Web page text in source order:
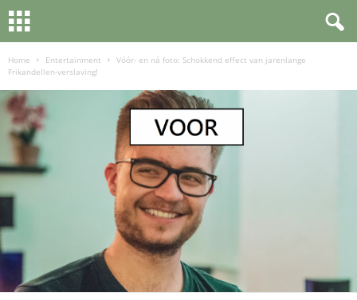
Home Entertainment
Vóór- en ná foto: Schokkend effect van jarenlange
Frikandellen-verslaving!